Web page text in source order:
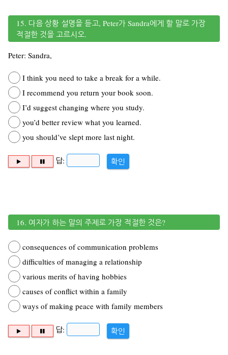
15. 다음 상황 설명을 듣고, Peter가 Sandra에게 할 말로 가장
적절한 것을 고르시오.
Peter: Sandra,
I think you need to take a break for a while.
I recommend you return your book soon.
I’d suggest changing where you study.
you’d better review what you learned.
you should’ve slept more last night.
답: 확인
16. 여자가 하는 말의 주제로 가장 적절한 것은?
consequences of communication problems
difficulties of managing a relationship
various merits of having hobbies
causes of conflict within a family
ways of making peace with family members
답: 확인